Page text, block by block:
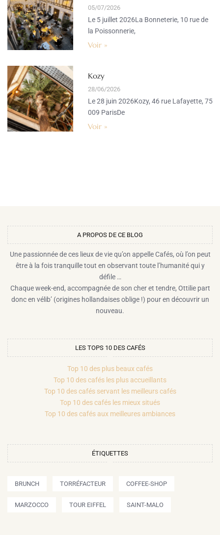
05/07/2026
Le 5 juillet 2026La Bonneterie, 10 rue de
la Poissonnerie,
Voir »
Kozy
28/06/2026
Le 28 juin 2026Kozy, 46 rue Lafayette, 75
009 ParisDe
Voir »
A PROPOS DE CE BLOG​
Une passionnée de ces lieux de vie qu’on appelle Cafés, où l’on peut
être à la fois tranquille tout en observant toute l’humanité qui y
défile …
Chaque week-end, accompagnée de son cher et tendre, Ottilie part
donc en vélib’ (origines hollandaises oblige !) pour en découvrir un
nouveau.
LES TOPS 10 DES CAFÉS
Top 10 des plus beaux cafés
Top 10 des cafés les plus accueillants
Top 10 des cafés servant les meilleurs cafés
Top 10 des cafés les mieux situés
Top 10 des cafés aux meilleures ambiances
ÉTIQUETTES
BRUNCH TORRÉFACTEUR COFFEE-SHOP
MARZOCCO TOUR EIFFEL SAINT-MALO